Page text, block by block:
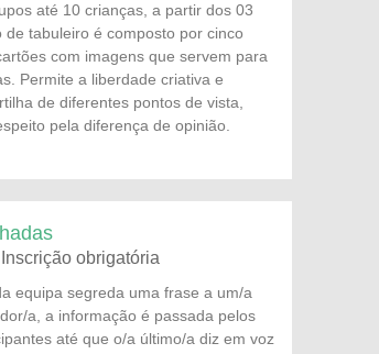
até 10 crianças, a partir dos 03
de tabuleiro é composto por cinco
com imagens que servem para
Permite a liberdade criativa e
de diferentes pontos de vista,
pela diferença de opinião.
obrigatória
equipa segreda uma frase a um/a
a, a informação é passada pelos
até que o/a último/a diz em voz